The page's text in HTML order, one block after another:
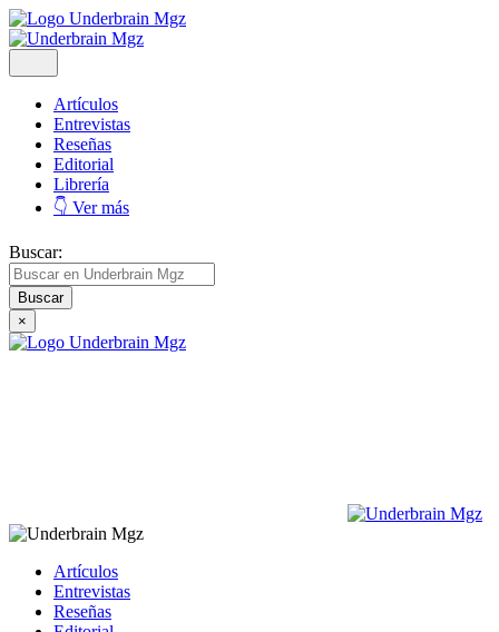
Artículos
Entrevistas
Reseñas
Editorial
Librería
👇 Ver más
Buscar:
×
Artículos
Entrevistas
Reseñas